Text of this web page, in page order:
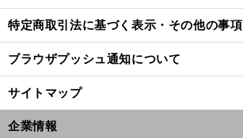
特定商取引法に基づく表示・その他の事項
ブラウザプッシュ通知について
サイトマップ
企業情報